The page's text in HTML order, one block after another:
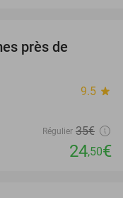
près de
9.5 star
Régulier 35€
24,50€